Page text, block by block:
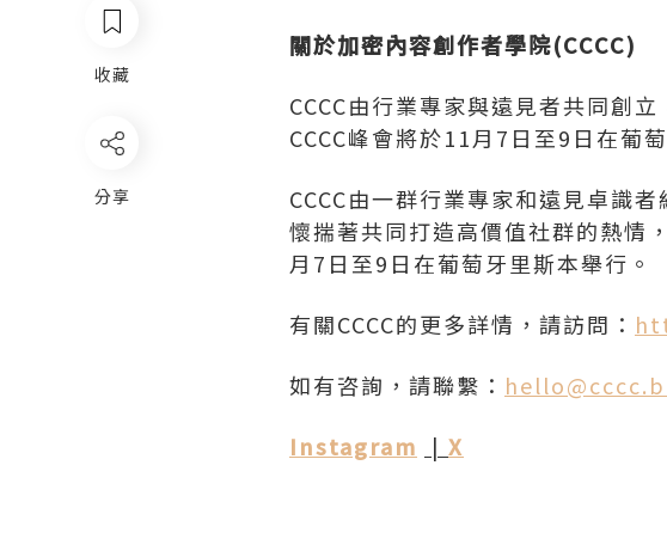
收藏
分享
關於加密內容創作者學院(CCCC)
CCCC由行業專家與遠見者共同創
CCCC峰會將於11月7日至9日在葡
CCCC由一群行業專家和遠見卓識
懷揣著共同打造高價值社群的熱情
月7日至9日在葡萄牙里斯本舉行。
有關CCCC的更多詳情，請訪問：
如有咨詢，請聯繫：
Instagram
| X